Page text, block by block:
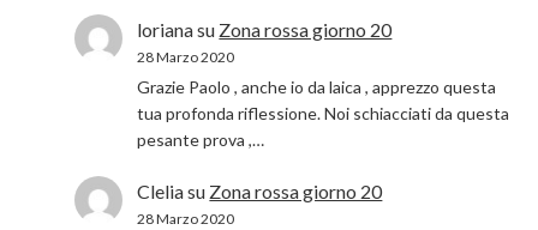
lorianasu Zona rossa giorno 20
28 Marzo 2020
Grazie Paolo , anche io da laica , apprezzo questa
tua profonda riflessione. Noi schiacciati da questa
pesante prova ,…
Cleliasu Zona rossa giorno 20
28 Marzo 2020